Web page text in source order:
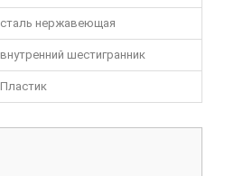
сталь нержавеющая
внутренний шестигранник
Пластик